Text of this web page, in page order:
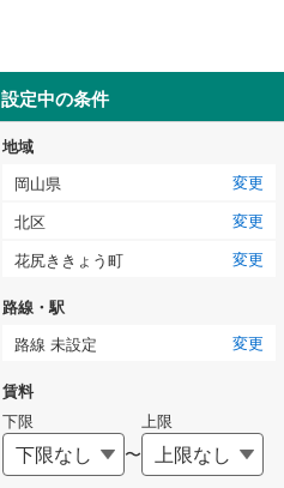
設定中の条件
地域
岡山県
変更
北区
変更
花尻ききょう町
変更
路線・駅
路線 未設定
変更
賃料
下限
〜
上限